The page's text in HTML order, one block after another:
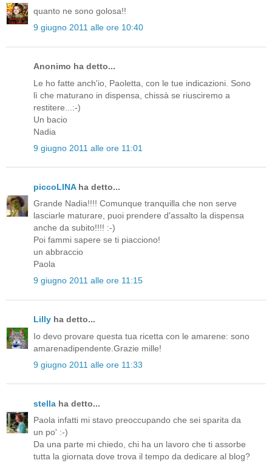
quanto ne sono golosa!!
9 giugno 2011 alle ore 10:40
Anonimo ha detto...
Le ho fatte anch'io, Paoletta, con le tue indicazioni. Sono
lì che maturano in dispensa, chissà se riusciremo a
restitere...:-)
Un bacio
Nadia
9 giugno 2011 alle ore 11:01
piccoLINAha detto...
Grande Nadia!!!! Comunque tranquilla che non serve
lasciarle maturare, puoi prendere d'assalto la dispensa
anche da subito!!!! :-)
Poi fammi sapere se ti piacciono!
un abbraccio
Paola
9 giugno 2011 alle ore 11:15
Lilly ha detto...
Io devo provare questa tua ricetta con le amarene: sono
amarenadipendente.Grazie mille!
9 giugno 2011 alle ore 11:33
stella ha detto...
Paola infatti mi stavo preoccupando che sei sparita da
un po' :-)
Da una parte mi chiedo, chi ha un lavoro che ti assorbe
tutta la giornata dove trova il tempo da dedicare al blog?